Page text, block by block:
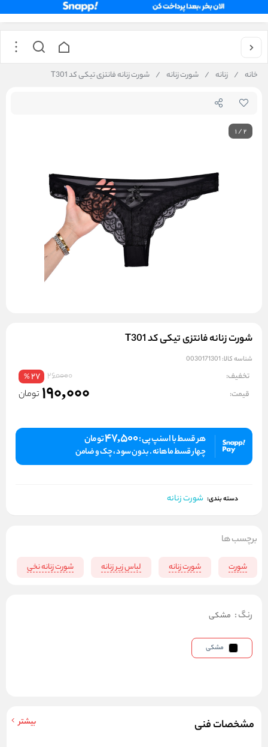
خانه / زنانه / شورت زنانه / شورت زنانه فانتزی تیکی کد T301
1/2
شورت زنانه فانتزی تیکی کد T301
شناسه کالا: 0030171301
تخفیف: 260000
27
%
قیمت: 190,000 تومان
هر قسط با اسنپ پی :47,500تومان
چهار قسط ماهانه . بدون سود ، چک و ضامن
دسته بندی: شورت زنانه
مشخصات فنی بیشتر
برچسب ها
شورت شورت زنانه لباس زیر زنانه شورت زنانه نخی
رنگ: مشکی
مشکی